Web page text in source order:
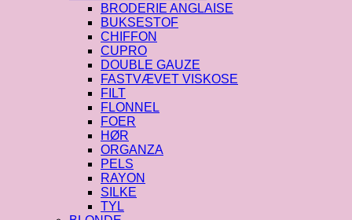
BRODERIE ANGLAISE
BUKSESTOF
CHIFFON
CUPRO
DOUBLE GAUZE
FASTVÆVET VISKOSE
FILT
FLONNEL
FOER
HØR
ORGANZA
PELS
RAYON
SILKE
TYL